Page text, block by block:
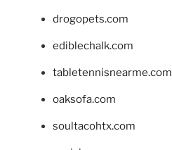
drogopets.com
ediblechalk.com
tabletennisnearme.com
oaksofa.com
soultacohtx.com